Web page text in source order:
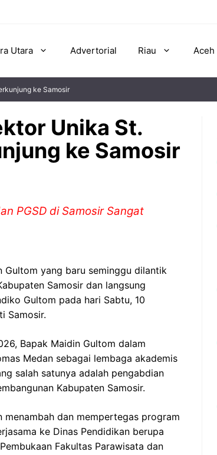
Utara Advertorial Riau Aceh
ke Samosir
Unika St.
ke Samosir
PGSD di Samosir Sangat
Gultom yang baru seminggu dilantik
Samosir dan langsung
Gultom pada hari Sabtu, 10
Samosir.
Bapak Maidin Gultom dalam
Medan sebagai lembaga akademis
salah satunya adalah pengabdian
Kabupaten Samosir.
dan mempertegas program
ke Dinas Pendidikan berupa
Fakultas Parawisata dan